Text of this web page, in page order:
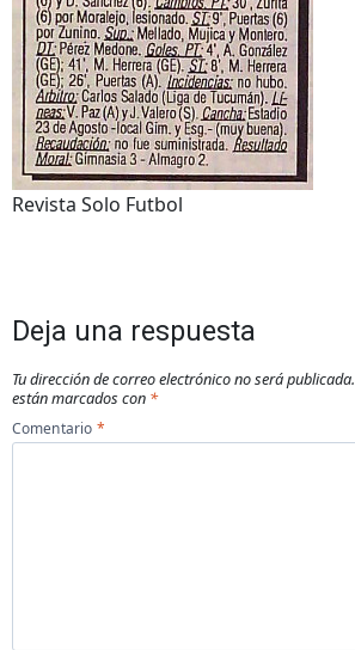
Revista Solo Futbol
Deja una respuesta
Tu dirección de correo electrónico no será publicada.
están marcados con *
Comentario *